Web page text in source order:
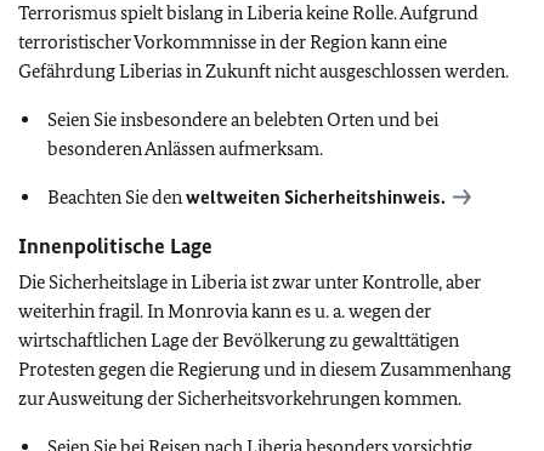
Terrorismus spielt bislang in Liberia keine Rolle. Aufgrund
terroristischer Vorkommnisse in der Region kann eine
Gefährdung Liberias in Zukunft nicht ausgeschlossen werden.
Seien Sie insbesondere an belebten Orten und bei
besonderen Anlässen aufmerksam.
Beachten Sie denweltweiten Sicherheitshinweis.
Innenpolitische Lage
Die Sicherheitslage in Liberia ist zwar unter Kontrolle, aber
weiterhin fragil. In Monrovia kann es u. a. wegen der
wirtschaftlichen Lage der Bevölkerung zu gewalttätigen
Protesten gegen die Regierung und in diesem Zusammenhang
zur Ausweitung der Sicherheitsvorkehrungen kommen.